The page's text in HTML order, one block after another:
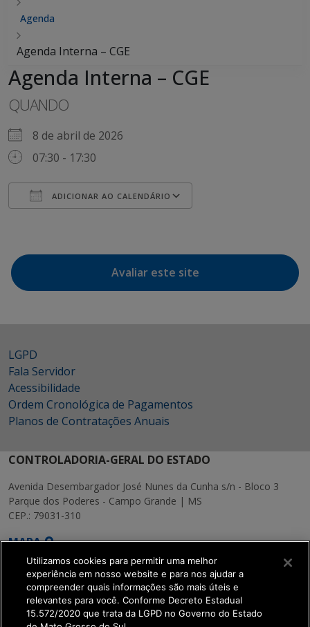
Agenda
Agenda Interna – CGE
Agenda Interna – CGE
QUANDO
8 de abril de 2026
07:30 - 17:30
ADICIONAR AO CALENDÁRIO
Avaliar este site
LGPD
Fala Servidor
Acessibilidade
Ordem Cronológica de Pagamentos
Planos de Contratações Anuais
CONTROLADORIA-GERAL DO ESTADO
Avenida Desembargador José Nunes da Cunha s/n - Bloco 3
Parque dos Poderes - Campo Grande | MS
CEP.: 79031-310
MAPA
SETDIG | Secretaria-
Utilizamos cookies para permitir uma melhor
experiência em nosso website e para nos ajudar a
compreender quais informações são mais úteis e
relevantes para você. Conforme Decreto Estadual
15.572/2020 que trata da LGPD no Governo do Estado